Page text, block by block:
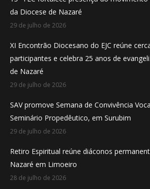
windowwindowwindow
da Diocese de Nazaré
29 de julho de 2026
XI Encontrão Diocesano do EJC reúne
participantes e celebra 25 anos de
de Nazaré
29 de julho de 2026
SAV promove Semana de Convivência
Seminário Propedêutico, em Surubim
29 de julho de 2026
Retiro Espiritual reúne diáconos
Nazaré em Limoeiro
28 de julho de 2026